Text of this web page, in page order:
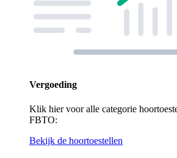
Vergoeding
Klik hier voor alle categorie
FBTO:
Bekijk de hoortoestellen